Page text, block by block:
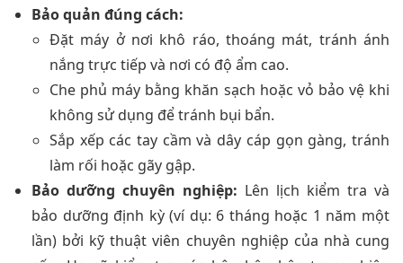
Bảo quản đúng cách:
Đặt máy ở nơi khô ráo, thoáng mát, tránh ánh
nắng trực tiếp và nơi có độ ẩm cao.
Che phủ máy bằng khăn sạch hoặc vỏ bảo vệ khi
không sử dụng để tránh bụi bẩn.
Sắp xếp các tay cầm và dây cáp gọn gàng, tránh
làm rối hoặc gãy gập.
Bảo dưỡng chuyên nghiệp: Lên lịch kiểm tra và
bảo dưỡng định kỳ (ví dụ: 6 tháng hoặc 1 năm một
lần) bởi kỹ thuật viên chuyên nghiệp của nhà cung